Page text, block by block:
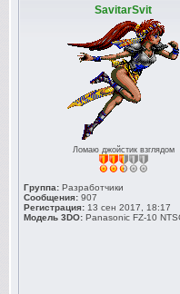
SavitarSvit
Ломаю джойстик взглядом
Группа: Разработчики
Сообщения: 907
Регистрация: 13 сен 2017, 18:17
Модель 3DO: Panasonic FZ-10